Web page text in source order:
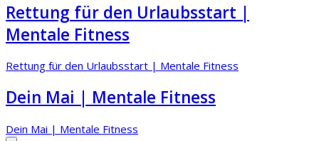
Rettung für den Urlaubsstart |
Mentale Fitness
Rettung für den Urlaubsstart | Mentale Fitness
Dein Mai | Mentale Fitness
Dein Mai | Mentale Fitness